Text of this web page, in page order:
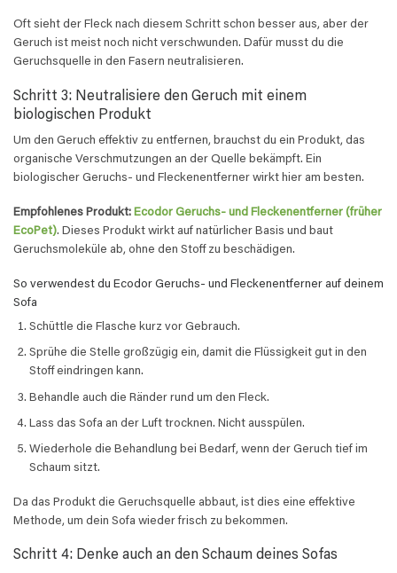
Oft sieht der Fleck nach diesem Schritt schon besser aus, aber der
Geruch ist meist noch nicht verschwunden. Dafür musst du die
Geruchsquelle in den Fasern neutralisieren.
Schritt 3: Neutralisiere den Geruch mit einem
biologischen Produkt
Um den Geruch effektiv zu entfernen, brauchst du ein Produkt, das
organische Verschmutzungen an der Quelle bekämpft. Ein
biologischer Geruchs- und Fleckenentferner wirkt hier am besten.
Empfohlenes Produkt: Ecodor Geruchs- und Fleckenentferner (früher
EcoPet). Dieses Produkt wirkt auf natürlicher Basis und baut
Geruchsmoleküle ab, ohne den Stoff zu beschädigen.
So verwendest du Ecodor Geruchs- und Fleckenentferner auf deinem
Sofa
Schüttle die Flasche kurz vor Gebrauch.
Sprühe die Stelle großzügig ein, damit die Flüssigkeit gut in den
Stoff eindringen kann.
Behandle auch die Ränder rund um den Fleck.
Lass das Sofa an der Luft trocknen. Nicht ausspülen.
Wiederhole die Behandlung bei Bedarf, wenn der Geruch tief im
Schaum sitzt.
Da das Produkt die Geruchsquelle abbaut, ist dies eine effektive
Methode, um dein Sofa wieder frisch zu bekommen.
Schritt 4: Denke auch an den Schaum deines Sofas